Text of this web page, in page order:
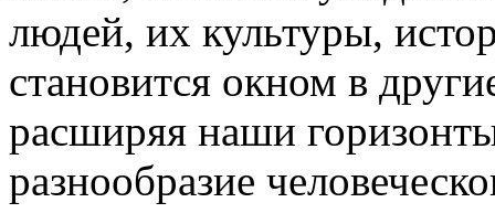
людей, их культуры,
становится окном в
расширяя наши
разнообразие